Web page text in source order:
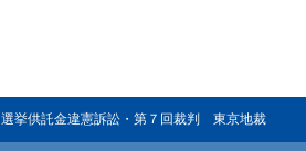
選挙供託金違憲訴訟・第７回裁判 東京地裁